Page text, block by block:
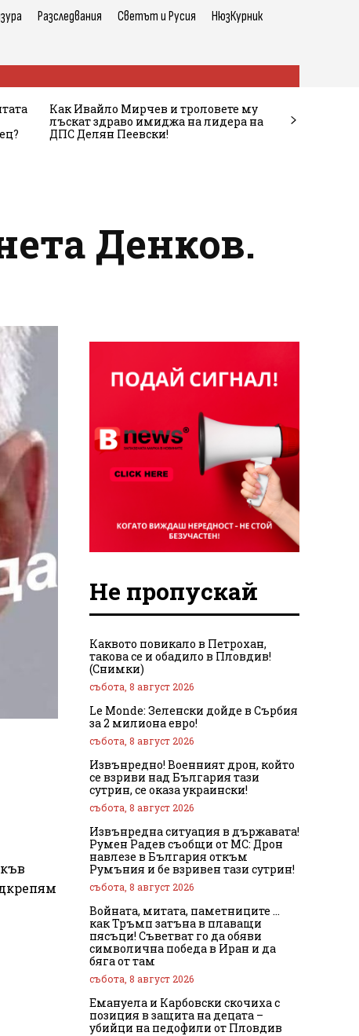
Разследвания Светът и Русия НюзКурник
Как Ивайло Мирчев и троловете му
лъскат здраво имиджа на лидера на
ДПС Делян Пеевски!
Денков.
Не пропускай
Каквото повикало в Петрохан,
такова се и обадило в Пловдив!
(Снимки)
събота, 8 август 2026
Le Monde: Зеленски дойде в Сърбия
за 2 милиона евро!
събота, 8 август 2026
Извънредно! Военният дрон, който
се взриви над България тази
сутрин, се оказа украински!
събота, 8 август 2026
Извънредна ситуация в държавата!
Румен Радев съобщи от МС: Дрон
навлезе в България откъм
Румъния и бе взривен тази сутрин!
събота, 8 август 2026
Войната, митата, паметниците …
как Тръмп затъна в плаващи
пясъци! Съветват го да обяви
символична победа в Иран и да
бяга от там
събота, 8 август 2026
Емануела и Карбовски скочиха с
позиция в защита на децата –
убийци на педофили от Пловдив